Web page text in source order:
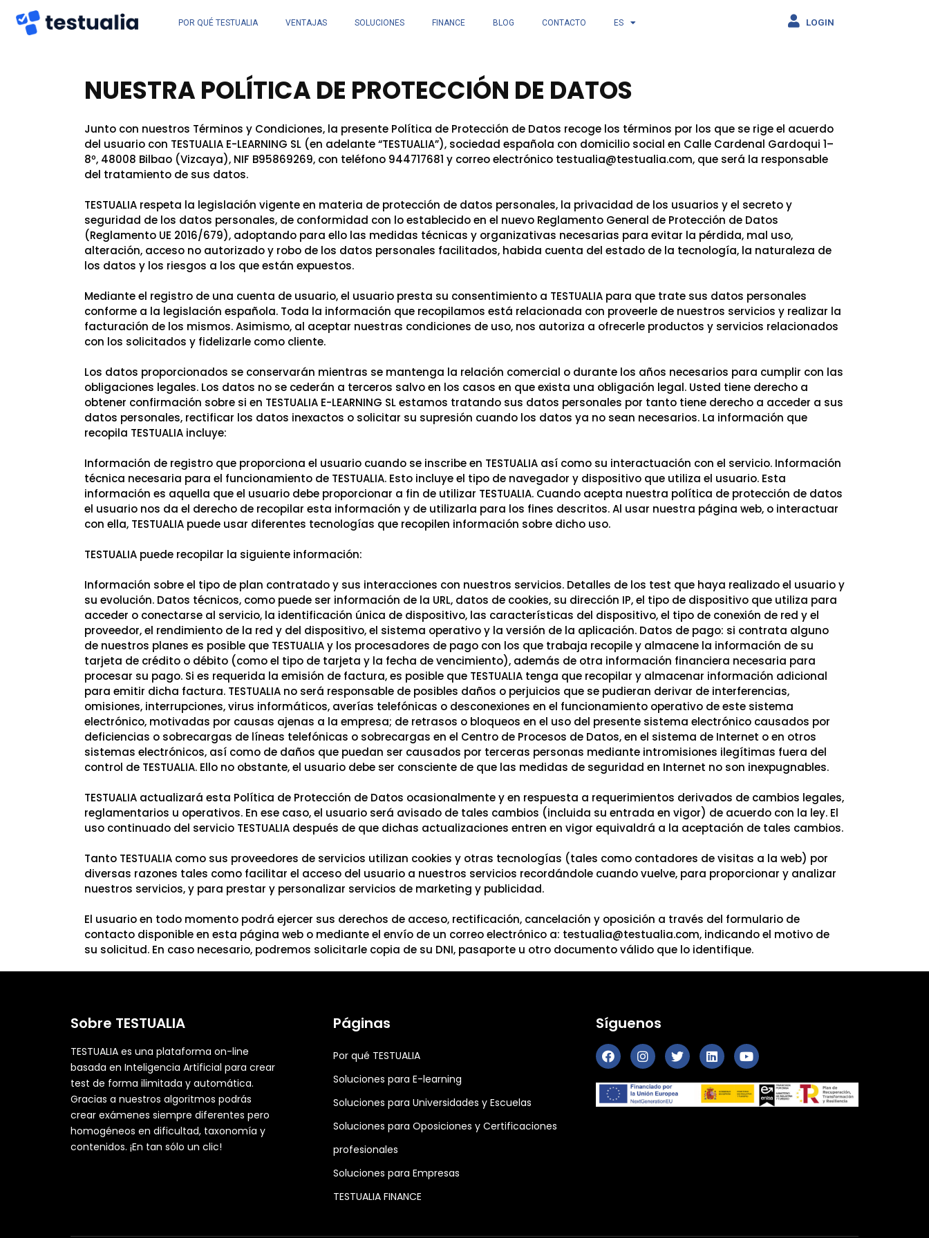
POR QUÉ TESTUALIA VENTAJAS SOLUCIONES FINANCE BLOG CONTACTO ES LOGIN
NUESTRA POLÍTICA DE PROTECCIÓN DE DATOS
Junto con nuestros Términos y Condiciones, la presente Política de Protección de Datos recoge los términos por los que se rige el acuerdo
del usuario con TESTUALIA E-LEARNING SL (en adelante “TESTUALIA”), sociedad española con domicilio social en Calle Cardenal Gardoqui 1–
8º, 48008 Bilbao (Vizcaya), NIF B95869269, con teléfono 944717681 y correo electrónico testualia@testualia.com, que será la responsable
del tratamiento de sus datos.
TESTUALIA respeta la legislación vigente en materia de protección de datos personales, la privacidad de los usuarios y el secreto y
seguridad de los datos personales, de conformidad con lo establecido en el nuevo Reglamento General de Protección de Datos
(Reglamento UE 2016/679), adoptando para ello las medidas técnicas y organizativas necesarias para evitar la pérdida, mal uso,
alteración, acceso no autorizado y robo de los datos personales facilitados, habida cuenta del estado de la tecnología, la naturaleza de
los datos y los riesgos a los que están expuestos.
Mediante el registro de una cuenta de usuario, el usuario presta su consentimiento a TESTUALIA para que trate sus datos personales
conforme a la legislación española. Toda la información que recopilamos está relacionada con proveerle de nuestros servicios y realizar la
facturación de los mismos. Asimismo, al aceptar nuestras condiciones de uso, nos autoriza a ofrecerle productos y servicios relacionados
con los solicitados y fidelizarle como cliente.
Los datos proporcionados se conservarán mientras se mantenga la relación comercial o durante los años necesarios para cumplir con las
obligaciones legales. Los datos no se cederán a terceros salvo en los casos en que exista una obligación legal. Usted tiene derecho a
obtener confirmación sobre si en TESTUALIA E-LEARNING SL estamos tratando sus datos personales por tanto tiene derecho a acceder a sus
datos personales, rectificar los datos inexactos o solicitar su supresión cuando los datos ya no sean necesarios. La información que
recopila TESTUALIA incluye:
Información de registro que proporciona el usuario cuando se inscribe en TESTUALIA así como su interactuación con el servicio. Información
técnica necesaria para el funcionamiento de TESTUALIA. Esto incluye el tipo de navegador y dispositivo que utiliza el usuario. Esta
información es aquella que el usuario debe proporcionar a fin de utilizar TESTUALIA. Cuando acepta nuestra política de protección de datos
el usuario nos da el derecho de recopilar esta información y de utilizarla para los fines descritos. Al usar nuestra página web, o interactuar
con ella, TESTUALIA puede usar diferentes tecnologías que recopilen información sobre dicho uso.
TESTUALIA puede recopilar la siguiente información:
Información sobre el tipo de plan contratado y sus interacciones con nuestros servicios. Detalles de los test que haya realizado el usuario y
su evolución. Datos técnicos, como puede ser información de la URL, datos de cookies, su dirección IP, el tipo de dispositivo que utiliza para
acceder o conectarse al servicio, la identificación única de dispositivo, las características del dispositivo, el tipo de conexión de red y el
proveedor, el rendimiento de la red y del dispositivo, el sistema operativo y la versión de la aplicación. Datos de pago: si contrata alguno
de nuestros planes es posible que TESTUALIA y los procesadores de pago con los que trabaja recopile y almacene la información de su
tarjeta de crédito o débito (como el tipo de tarjeta y la fecha de vencimiento), además de otra información financiera necesaria para
procesar su pago. Si es requerida la emisión de factura, es posible que TESTUALIA tenga que recopilar y almacenar información adicional
para emitir dicha factura. TESTUALIA no será responsable de posibles daños o perjuicios que se pudieran derivar de interferencias,
omisiones, interrupciones, virus informáticos, averías telefónicas o desconexiones en el funcionamiento operativo de este sistema
electrónico, motivadas por causas ajenas a la empresa; de retrasos o bloqueos en el uso del presente sistema electrónico causados por
deficiencias o sobrecargas de líneas telefónicas o sobrecargas en el Centro de Procesos de Datos, en el sistema de Internet o en otros
sistemas electrónicos, así como de daños que puedan ser causados por terceras personas mediante intromisiones ilegítimas fuera del
control de TESTUALIA. Ello no obstante, el usuario debe ser consciente de que las medidas de seguridad en Internet no son inexpugnables.
TESTUALIA actualizará esta Política de Protección de Datos ocasionalmente y en respuesta a requerimientos derivados de cambios legales,
reglamentarios u operativos. En ese caso, el usuario será avisado de tales cambios (incluida su entrada en vigor) de acuerdo con la ley. El
uso continuado del servicio TESTUALIA después de que dichas actualizaciones entren en vigor equivaldrá a la aceptación de tales cambios.
Tanto TESTUALIA como sus proveedores de servicios utilizan cookies y otras tecnologías (tales como contadores de visitas a la web) por
diversas razones tales como facilitar el acceso del usuario a nuestros servicios recordándole cuando vuelve, para proporcionar y analizar
nuestros servicios, y para prestar y personalizar servicios de marketing y publicidad.
El usuario en todo momento podrá ejercer sus derechos de acceso, rectificación, cancelación y oposición a través del formulario de
contacto disponible en esta página web o mediante el envío de un correo electrónico a: testualia@testualia.com, indicando el motivo de
su solicitud. En caso necesario, podremos solicitarle copia de su DNI, pasaporte u otro documento válido que lo identifique.
Sobre TESTUALIA
TESTUALIA es una plataforma on-line
basada en Inteligencia Artificial para crear
test de forma ilimitada y automática.
Gracias a nuestros algoritmos podrás
crear exámenes siempre diferentes pero
homogéneos en dificultad, taxonomía y
contenidos. ¡En tan sólo un clic!
Páginas
Por qué TESTUALIA
Soluciones para E-learning
Soluciones para Universidades y Escuelas
Soluciones para Oposiciones y Certificaciones
profesionales
Soluciones para Empresas
TESTUALIA FINANCE
Síguenos